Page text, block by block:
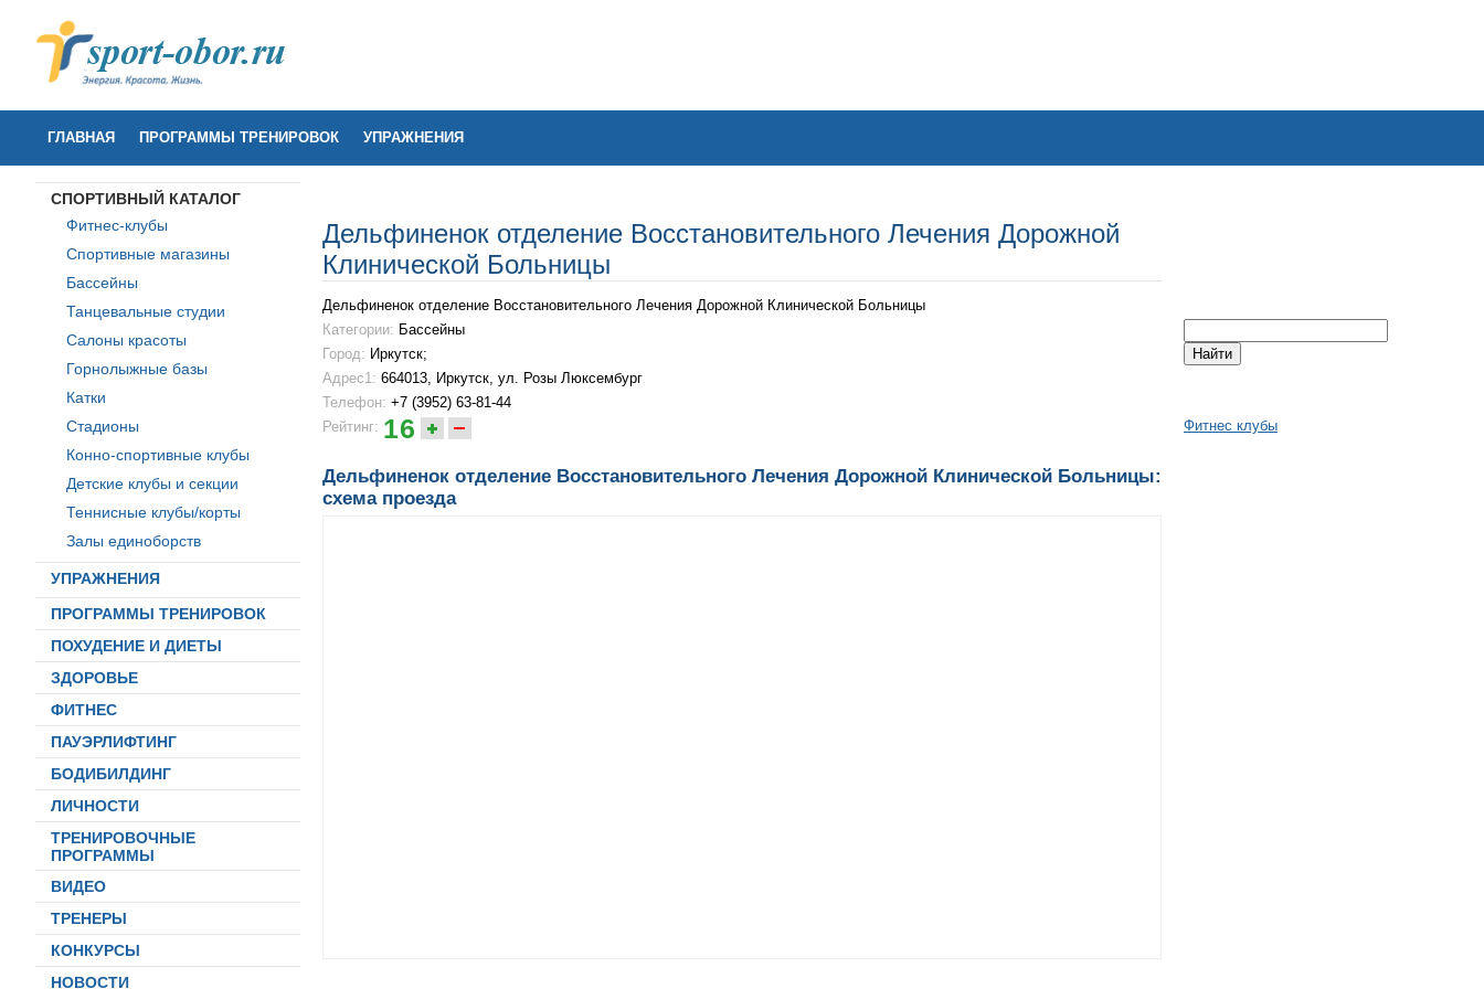
ГЛАВНАЯ ПРОГРАММЫ ТРЕНИРОВОК УПРАЖНЕНИЯ
СПОРТИВНЫЙ КАТАЛОГ
Фитнес-клубы
Спортивные магазины
Бассейны
Танцевальные студии
Салоны красоты
Горнолыжные базы
Катки
Стадионы
Конно-спортивные клубы
Детские клубы и секции
Теннисные клубы/корты
Залы единоборств
УПРАЖНЕНИЯ
ПРОГРАММЫ ТРЕНИРОВОК
ПОХУДЕНИЕ И ДИЕТЫ
ЗДОРОВЬЕ
ФИТНЕС
ПАУЭРЛИФТИНГ
БОДИБИЛДИНГ
ЛИЧНОСТИ
ТРЕНИРОВОЧНЫЕ
ПРОГРАММЫ
ВИДЕО
ТРЕНЕРЫ
КОНКУРСЫ
НОВОСТИ
Фитнес клубы
Дельфиненок отделение Восстановительного Лечения Дорожной
Клинической Больницы
Дельфиненок отделение Восстановительного Лечения Дорожной Клинической Больницы
Категории: Бассейны
Город: Иркутск;
Адрес1: 664013, Иркутск, ул. Розы Люксембург
Телефон: +7 (3952) 63-81-44
Рейтинг: 16
Дельфиненок отделение Восстановительного Лечения Дорожной Клинической Больницы:
схема проезда